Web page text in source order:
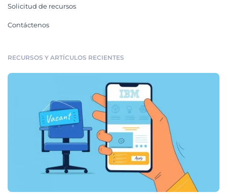
Solicitud de recursos
Contáctenos
RECURSOS Y ARTÍCULOS RECIENTES